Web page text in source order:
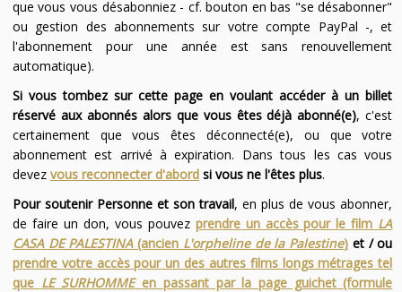
que vous vous désabonniez - cf. bouton en bas "se désabonner"
ou gestion des abonnements sur votre compte PayPal -, et
l'abonnement pour une année est sans renouvellement
automatique).
Si vous tombez sur cette page en voulant accéder à un billet
réservé aux abonnés alors que vous êtes déjà abonné(e), c'est
certainement que vous êtes déconnecté(e), ou que votre
abonnement est arrivé à expiration. Dans tous les cas vous
devez vous reconnecter d'abordsi vous ne l'êtes plus.
Pour soutenir Personne et son travail, en plus de vous abonner,
de faire un don, vous pouvez prendre un accès pour le film LA
CASA DE PALESTINA(ancien L'orpheline de la Palestine) et / ou
prendre votre accès pour un des autres films longs métrages tel
que LE SURHOMMEen passant par la page guichet (formule